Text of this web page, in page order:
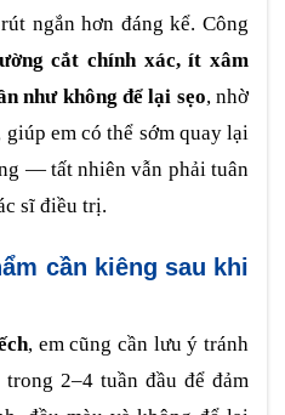
ngắn hơn đáng kể. Công
cắt chính xác, ít xâm
như không để lại sẹo, nhờ
em có thể sớm quay lại
— tất nhiên vẫn phải tuân
sĩ điều trị.
cần kiêng sau khi
, em cũng cần lưu ý tránh
2–4 tuần đầu để đảm